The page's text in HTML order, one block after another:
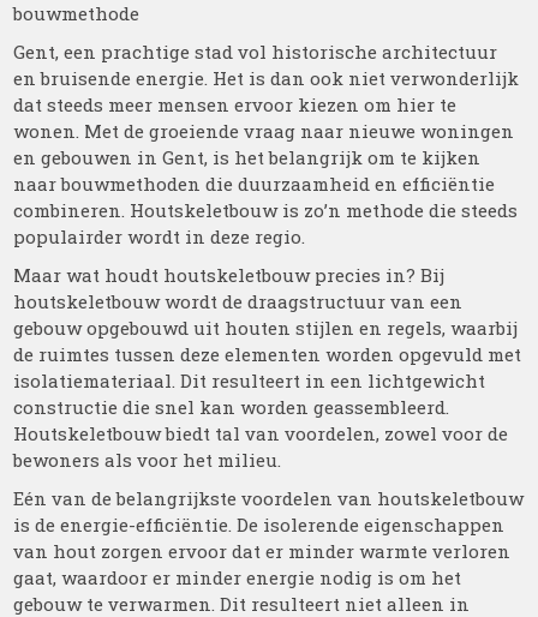
bouwmethode
Gent, een prachtige stad vol historische architectuur
en bruisende energie. Het is dan ook niet verwonderlijk
dat steeds meer mensen ervoor kiezen om hier te
wonen. Met de groeiende vraag naar nieuwe woningen
en gebouwen in Gent, is het belangrijk om te kijken
naar bouwmethoden die duurzaamheid en efficiëntie
combineren. Houtskeletbouw is zo’n methode die steeds
populairder wordt in deze regio.
Maar wat houdt houtskeletbouw precies in? Bij
houtskeletbouw wordt de draagstructuur van een
gebouw opgebouwd uit houten stijlen en regels, waarbij
de ruimtes tussen deze elementen worden opgevuld met
isolatiemateriaal. Dit resulteert in een lichtgewicht
constructie die snel kan worden geassembleerd.
Houtskeletbouw biedt tal van voordelen, zowel voor de
bewoners als voor het milieu.
Eén van de belangrijkste voordelen van houtskeletbouw
is de energie-efficiëntie. De isolerende eigenschappen
van hout zorgen ervoor dat er minder warmte verloren
gaat, waardoor er minder energie nodig is om het
gebouw te verwarmen. Dit resulteert niet alleen in